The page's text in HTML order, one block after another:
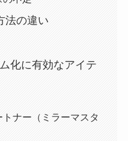
法の違い
化に有効なアイテ
ナー（ミラーマスタ